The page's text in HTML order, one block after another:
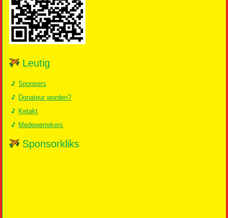
Leutig
Sponsers
Donateur worden?
Ketakt
Medewerrekers
Sponsorkliks